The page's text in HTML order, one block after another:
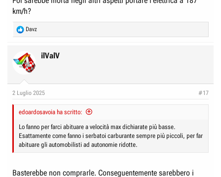
o
n
e
km/h?
R
e
c
t
i
s
Davz
ilValV
2 Luglio 2025 #17
edoardosavoia ha scritto:
Lo fanno per farci abituare a velocità max dichiarate più basse.
Esattamente come fanno i serbatoi carburante sempre più piccoli, per far
abituare gli automobilisti ad autonomie ridotte.
Basterebbe non comprarle. Conseguentemente sarebbero i